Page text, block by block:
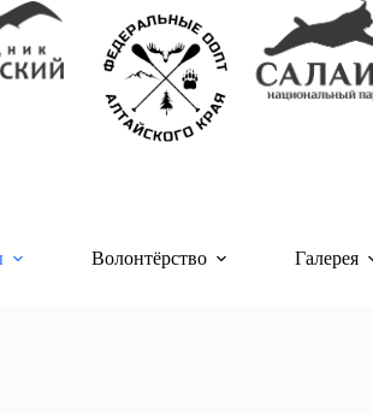
Волонтёрство Галерея